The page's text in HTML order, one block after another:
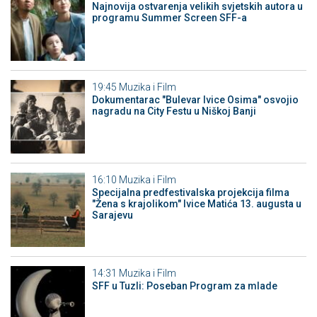
Najnovija ostvarenja velikih svjetskih autora u
programu Summer Screen SFF-a
19:45 Muzika i Film
Dokumentarac "Bulevar Ivice Osima" osvojio
nagradu na City Festu u Niškoj Banji
16:10 Muzika i Film
Specijalna predfestivalska projekcija filma
"Žena s krajolikom" Ivice Matića 13. augusta u
Sarajevu
14:31 Muzika i Film
SFF u Tuzli: Poseban Program za mlade